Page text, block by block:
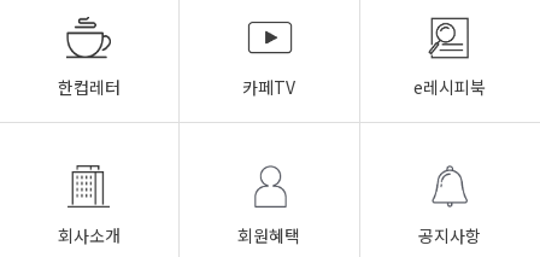
한컵레터 카페TV e레시피북
회사소개 회원혜택 공지사항